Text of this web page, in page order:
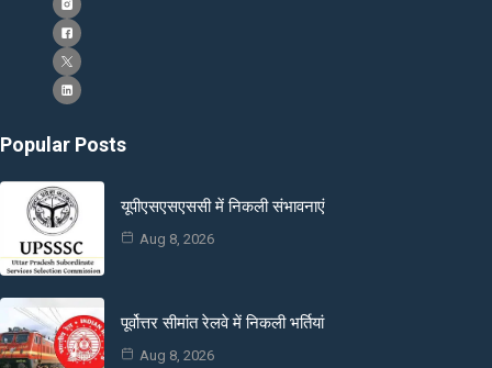
Popular Posts
यूपीएसएसएससी में निकली संभावनाएं
Aug 8, 2026
पूर्वोत्तर सीमांत रेलवे में निकली भर्तियां
Aug 8, 2026